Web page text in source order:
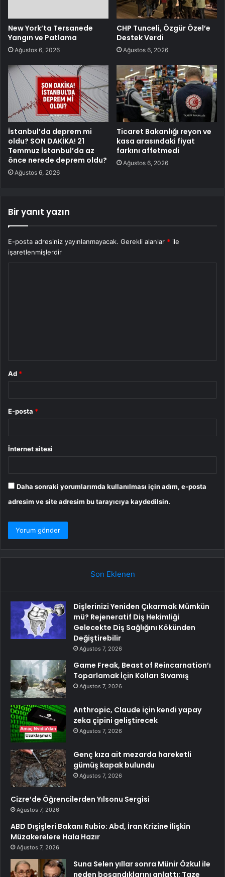
New York’ta Tersanede
Yangın ve Patlama
Ağustos 6, 2026
CHP Tunceli, Özgür Özel’e
Destek Verdi
Ağustos 6, 2026
İstanbul’da deprem mi
oldu? SON DAKİKA! 21
Temmuz İstanbul’da az
önce nerede deprem oldu?
Ağustos 6, 2026
Ticaret Bakanlığı reyon ve
kasa arasındaki fiyat
farkını affetmedi
Ağustos 6, 2026
Bir yanıt yazın
E-posta adresiniz yayınlanmayacak. Gerekli alanlar * ile
işaretlenmişlerdir
Ad *
E-posta *
İnternet sitesi
Daha sonraki yorumlarımda kullanılması için adım, e-posta
adresim ve site adresim bu tarayıcıya kaydedilsin.
Son Eklenen
Dişlerinizi Yeniden Çıkarmak Mümkün
mü? Rejeneratif Diş Hekimliği
Gelecekte Diş Sağlığını Kökünden
Değiştirebilir
Ağustos 7, 2026
Game Freak, Beast of Reincarnation’ı
Toparlamak İçin Kolları Sıvamış
Ağustos 7, 2026
Anthropic, Claude için kendi yapay
zeka çipini geliştirecek
Ağustos 7, 2026
Genç kıza ait mezarda hareketli
gümüş kapak bulundu
Ağustos 7, 2026
Cizre’de Öğrencilerden Yılsonu Sergisi
Ağustos 7, 2026
ABD Dışişleri Bakanı Rubio: Abd, İran Krizine İlişkin
Müzakerelere Hala Hazır
Ağustos 7, 2026
Suna Selen yıllar sonra Münir Özkul ile
neden boşandıklarını anlattı: Taze